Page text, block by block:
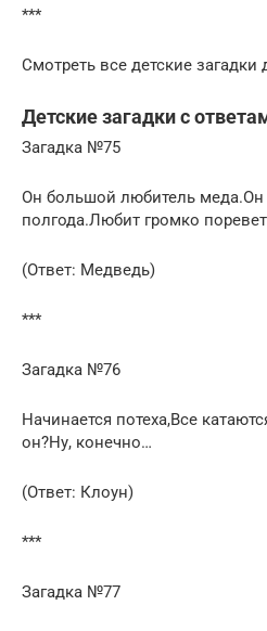
***
Смотреть все детские
Детские загадки с
Загадка №75
Он большой любитель меда.Он
полгода.Любит громко
(Ответ: Медведь)
***
Загадка №76
Начинается потеха,Все
он?Ну, конечно…
(Ответ: Клоун)
***
Загадка №77